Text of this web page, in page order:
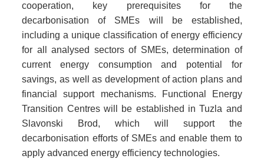
cooperation, key prerequisites for the
decarbonisation of SMEs will be established,
including a unique classification of energy efficiency
for all analysed sectors of SMEs, determination of
current energy consumption and potential for
savings, as well as development of action plans and
financial support mechanisms. Functional Energy
Transition Centres will be established in Tuzla and
Slavonski Brod, which will support the
decarbonisation efforts of SMEs and enable them to
apply advanced energy efficiency technologies.